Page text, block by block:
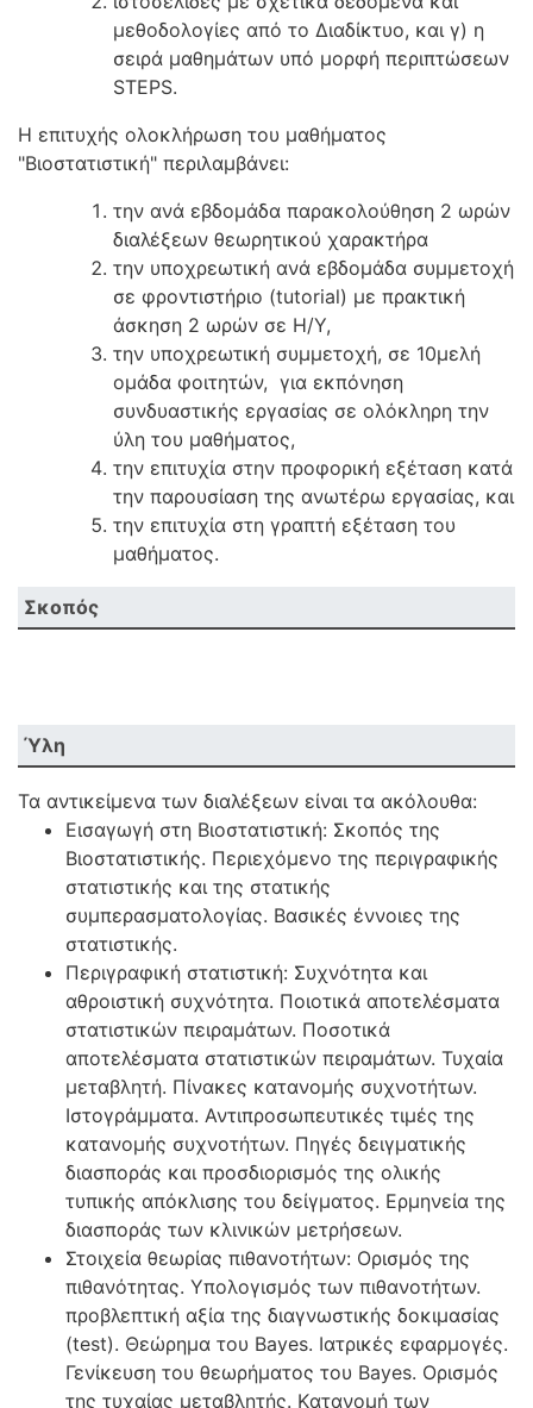
μεθοδολογίες από το Διαδίκτυο, και γ) η
σειρά μαθημάτων υπό μορφή περιπτώσεων
STEPS.
Η επιτυχής ολοκλήρωση του μαθήματος
"Βιοστατιστική" περιλαμβάνει:
την ανά εβδομάδα παρακολούθηση 2 ωρών
διαλέξεων θεωρητικού χαρακτήρα
την υποχρεωτική ανά εβδομάδα συμμετοχή
σε φροντιστήριο (tutorial) με πρακτική
άσκηση 2 ωρών σε Η/Υ,
την υποχρεωτική συμμετοχή, σε 10μελή
ομάδα φοιτητών, για εκπόνηση
συνδυαστικής εργασίας σε ολόκληρη την
ύλη του μαθήματος,
την επιτυχία στην προφορική εξέταση κατά
την παρουσίαση της ανωτέρω εργασίας, και
την επιτυχία στη γραπτή εξέταση του
μαθήματος.
Σκοπός
Ύλη
Τα αντικείμενα των διαλέξεων είναι τα ακόλουθα:
Εισαγωγή στη Βιοστατιστική: Σκοπός της
Βιοστατιστικής. Περιεχόμενο της περιγραφικής
στατιστικής και της στατικής
συμπερασματολογίας. Βασικές έννοιες της
στατιστικής.
Περιγραφική στατιστική: Συχνότητα και
αθροιστική συχνότητα. Ποιοτικά αποτελέσματα
στατιστικών πειραμάτων. Ποσοτικά
αποτελέσματα στατιστικών πειραμάτων. Τυχαία
μεταβλητή. Πίνακες κατανομής συχνοτήτων.
Ιστογράμματα. Αντιπροσωπευτικές τιμές της
κατανομής συχνοτήτων. Πηγές δειγματικής
διασποράς και προσδιορισμός της ολικής
τυπικής απόκλισης του δείγματος. Ερμηνεία της
διασποράς των κλινικών μετρήσεων.
Στοιχεία θεωρίας πιθανοτήτων: Ορισμός της
πιθανότητας. Υπολογισμός των πιθανοτήτων.
προβλεπτική αξία της διαγνωστικής δοκιμασίας
(test). Θεώρημα του Bayes. Ιατρικές εφαρμογές.
Γενίκευση του θεωρήματος του Bayes. Ορισμός
της τυχαίας μεταβλητής. Kατανομή των